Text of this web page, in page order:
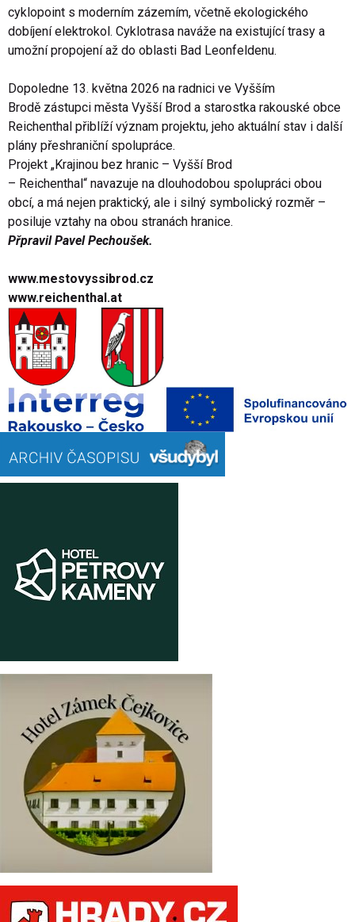
cyklopoint s moderním zázemím, včetně ekologického
dobíjení elektrokol. Cy­klotrasa naváže na existující trasy a
umožní propojení až do oblasti Bad Leonfeldenu.
Dopoledne 13. května 2026 na radnici ve Vyšším
Brodě zástupci města Vyšší Brod a starostka rakouské obce
Reichenthal přiblíží význam projektu, jeho aktuální stav i další
plány přeshraniční spolupráce.
Projekt „Krajinou bez hranic – Vyšší Brod
– Reichenthal“ na­vazuje na dlouhodobou spolupráci obou
obcí, a má nejen praktický, ale i silný symbolický rozměr –
posiluje vztahy na obou stranách hranice.
Přpravil Pavel Pechoušek.
www.mestovyssibrod.cz
www.reichenthal.at